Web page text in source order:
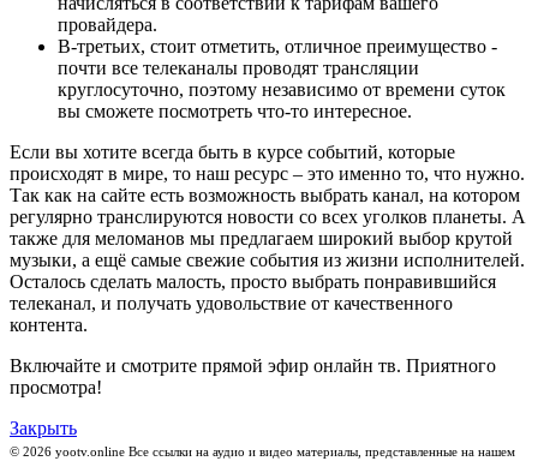
провайдера.
В-третьих, стоит отметить, отличное преимущество -
почти все телеканалы проводят трансляции
круглосуточно, поэтому независимо от времени суток
вы сможете посмотреть что-то интересное.
Если вы хотите всегда быть в курсе событий, которые
происходят в мире, то наш ресурс – это именно то, что нужно.
Так как на сайте есть возможность выбрать канал, на котором
регулярно транслируются новости со всех уголков планеты. А
также для меломанов мы предлагаем широкий выбор крутой
музыки, а ещё самые свежие события из жизни исполнителей.
Осталось сделать малость, просто выбрать понравившийся
телеканал, и получать удовольствие от качественного
контента.
Включайте и смотрите прямой эфир онлайн тв. Приятного
просмотра!
Закрыть
© 2026 yootv.online Все ссылки на аудио и видео материалы, представленные на нашем